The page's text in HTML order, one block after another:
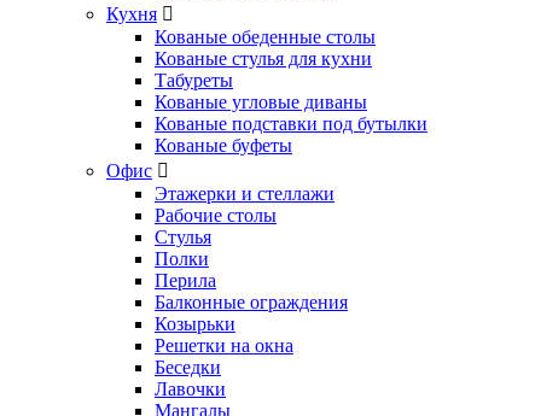
Кухня
Кованые обеденные столы
Кованые стулья для кухни
Табуреты
Кованые угловые диваны
Кованые подставки под бутылки
Кованые буфеты
Офис
Этажерки и стеллажи
Рабочие столы
Стулья
Полки
Перила
Балконные ограждения
Козырьки
Решетки на окна
Беседки
Лавочки
Мангалы